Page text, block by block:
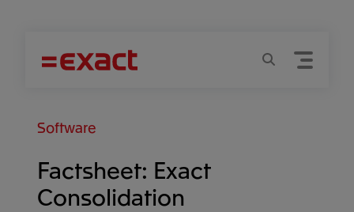
Menu
Software
Factsheet: Exact
Consolidation